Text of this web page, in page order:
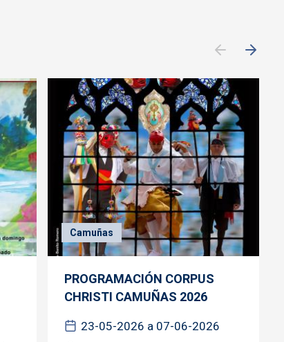
Camuñas
PROGRAMACIÓN CORPUS
CHRISTI CAMUÑAS 2026
23-05-2026 a 07-06-2026